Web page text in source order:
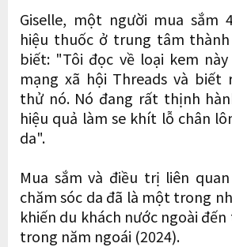
Giselle, một người mua sắm
hiệu thuốc ở trung tâm
biết: "Tôi đọc về loại kem
mạng xã hội Threads và biết
thử nó. Nó đang rất thịnh
hiệu quả làm se khít lỗ chân
da".
Mua sắm và điều trị liên
chăm sóc da đã là một trong
khiến du khách nước ngoài
trong năm ngoái (2024).